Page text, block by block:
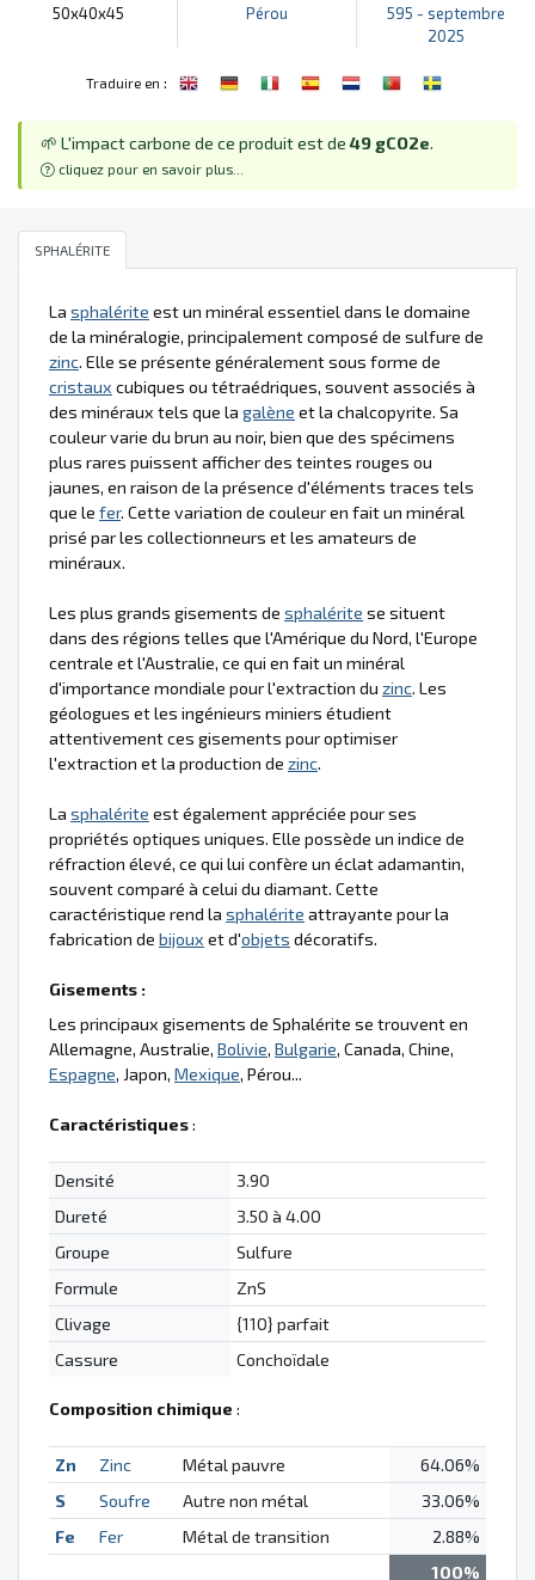
50x40x45 Pérou
595 - septembre
2025
Traduire en :
🌱 L'impact carbone de ce produit est de 49 gCO2e.
cliquez pour en savoir plus...
SPHALÉRITE
La sphalérite est un minéral essentiel dans le domaine
de la minéralogie, principalement composé de sulfure de
zinc. Elle se présente généralement sous forme de
cristaux cubiques ou tétraédriques, souvent associés à
des minéraux tels que la galène et la chalcopyrite. Sa
couleur varie du brun au noir, bien que des spécimens
plus rares puissent afficher des teintes rouges ou
jaunes, en raison de la présence d'éléments traces tels
que le fer. Cette variation de couleur en fait un minéral
prisé par les collectionneurs et les amateurs de
minéraux.
Les plus grands gisements de sphalérite se situent
dans des régions telles que l'Amérique du Nord, l'Europe
centrale et l'Australie, ce qui en fait un minéral
d'importance mondiale pour l'extraction du zinc. Les
géologues et les ingénieurs miniers étudient
attentivement ces gisements pour optimiser
l'extraction et la production de zinc.
La sphalérite est également appréciée pour ses
propriétés optiques uniques. Elle possède un indice de
réfraction élevé, ce qui lui confère un éclat adamantin,
souvent comparé à celui du diamant. Cette
caractéristique rend la sphalérite attrayante pour la
fabrication de bijoux et d'objets décoratifs.
Gisements :
Les principaux gisements de Sphalérite se trouvent en
Allemagne, Australie, Bolivie, Bulgarie, Canada, Chine,
Espagne, Japon, Mexique, Pérou...
Caractéristiques:
Densité
3.90
Dureté
3.50 à 4.00
Groupe
Sulfure
Formule
ZnS
Clivage
{110} parfait
Cassure
Conchoïdale
Composition chimique :
Zn Zinc Métal pauvre
64.06%
S
Soufre Autre non métal
33.06%
Fe
Fer Métal de transition
2.88%
100%